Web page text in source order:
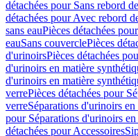
détachées pour Sans rebord
détachées pour Avec rebord
sans eauPièces détachées
eauSans couverclePièces
d'urinoirsPièces détachées
d'urinoirs en matière
d'urinoirs en matière
verrePièces détachées pour
verreSéparations d'urinoirs
pour Séparations d'urinoirs
détachées pour Accessoires